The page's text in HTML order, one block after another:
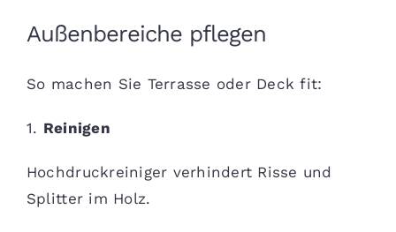
Außenbereiche pflegen
So machen Sie Terrasse oder Deck fit:
1. Reinigen
Hochdruckreiniger verhindert Risse und
Splitter im Holz.